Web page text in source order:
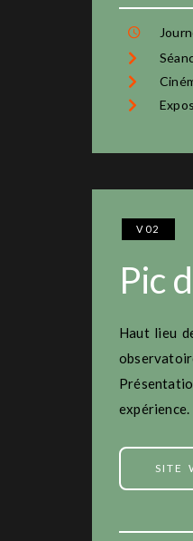
V02
Pic
Haut lieu
expérience.
SITE